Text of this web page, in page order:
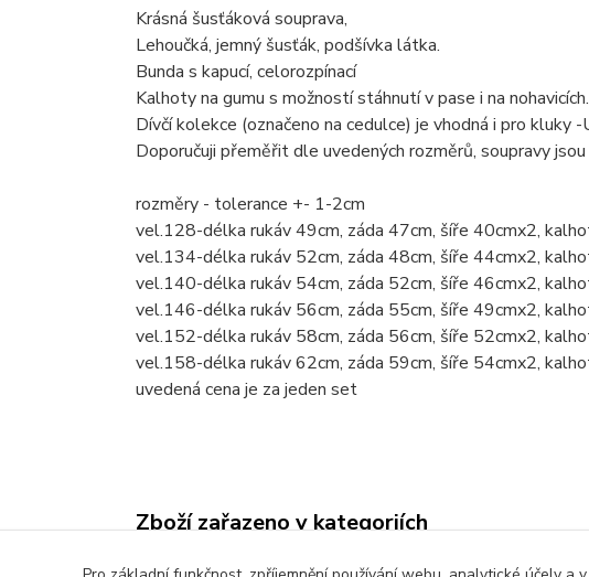
Krásná šusťáková souprava,
Lehoučká, jemný šusťák, podšívka látka.
Bunda s kapucí, celorozpínací
Kalhoty na gumu s možností stáhnutí v pase i na nohavicích.
Dívčí kolekce (označeno na cedulce) je vhodná i pro kluky
Doporučuji přeměřit dle uvedených rozměrů, soupravy
rozměry - tolerance +- 1-2cm
vel.128-délka rukáv 49cm, záda 47cm, šíře 40cmx2,
vel.134-délka rukáv 52cm, záda 48cm, šíře 44cmx2,
vel.140-délka rukáv 54cm, záda 52cm, šíře 46cmx2,
vel.146-délka rukáv 56cm, záda 55cm, šíře 49cmx2,
vel.152-délka rukáv 58cm, záda 56cm, šíře 52cmx2,
vel.158-délka rukáv 62cm, záda 59cm, šíře 54cmx2,
uvedená cena je za jeden set
Zboží zařazeno v kategoriích
Dětské oblečení Komplety, soupravy